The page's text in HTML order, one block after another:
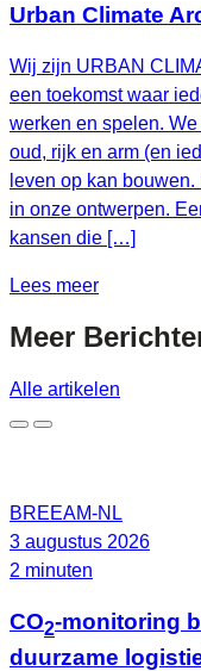
Urban Climate
Wij zijn URBAN
een toekomst waar
werken en spelen.
oud, rijk en arm (en
leven op kan
in onze ontwerpen.
kansen die […]
Lees meer
Meer
Alle artikelen
BREEAM-NL
3 augustus 2026
2 minuten
CO2-monitoring
duurzame